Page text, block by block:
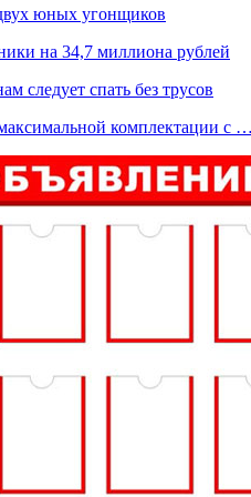
юных угонщиков
на 34,7 миллиона рублей
следует спать без трусов
комплектации с